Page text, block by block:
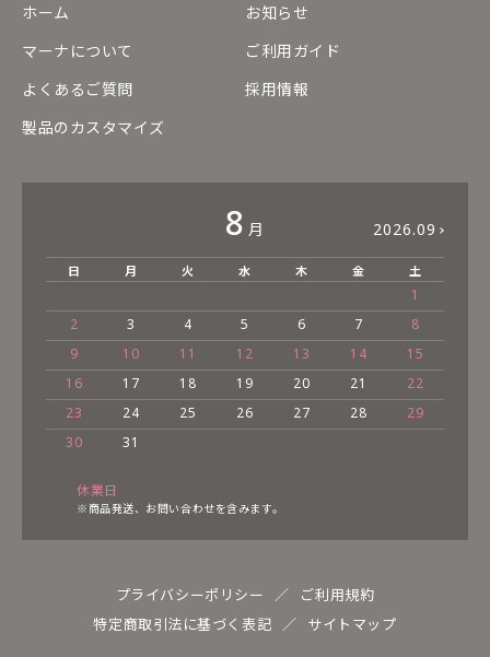
ホーム
お知らせ
マーナについて
ご利用ガイド
よくあるご質問
採用情報
製品のカスタマイズ
8 月 2026.09
日 月 火 水 木 金 土
1
2
3 4 5 6 7
8
9
10 11 12 13 14
15
16
17 18 19 20 21
22
23
24 25 26 27 28
29
30
31
休業日
※商品発送、お問い合わせを含みます。
プライバシーポリシー
ご利用規約
特定商取引法に基づく表記
サイトマップ